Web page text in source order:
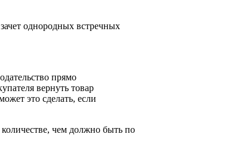
однородных встречных
прямо
вернуть товар
это сделать, если
чем должно быть по